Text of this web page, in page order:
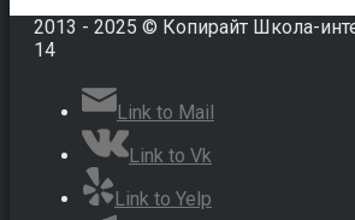
2013 - 2025 © Копирайт Школа-
14
Link to Mail
Link to Vk
Link to Yelp